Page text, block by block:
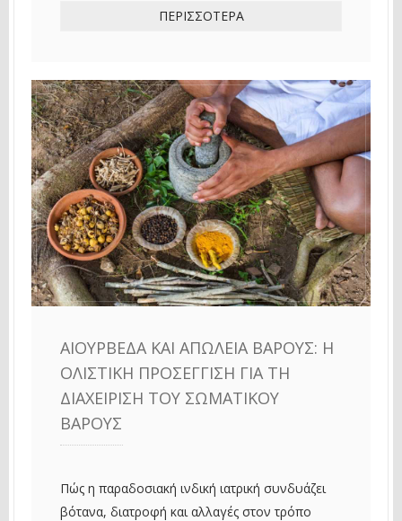
ΠΕΡΙΣΣΌΤΕΡΑ
ΑΙΟΥΡΒΈΔΑ ΚΑΙ ΑΠΏΛΕΙΑ ΒΆΡΟΥΣ: Η
ΟΛΙΣΤΙΚΉ ΠΡΟΣΈΓΓΙΣΗ ΓΙΑ ΤΗ
ΔΙΑΧΕΊΡΙΣΗ ΤΟΥ ΣΩΜΑΤΙΚΟΎ
ΒΆΡΟΥΣ
Πώς η παραδοσιακή ινδική ιατρική συνδυάζει
βότανα, διατροφή και αλλαγές στον τρόπο